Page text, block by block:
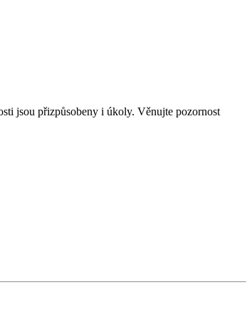
jsou přizpůsobeny i úkoly. Věnujte pozornost